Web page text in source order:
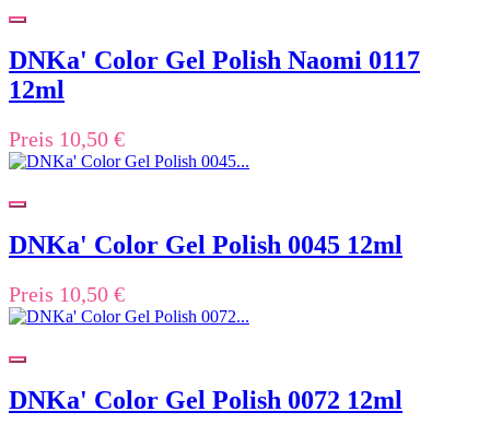
DNKa' Color Gel Polish Naomi 0117
12ml
Preis 10,50 €
DNKa' Color Gel Polish 0045 12ml
Preis 10,50 €
DNKa' Color Gel Polish 0072 12ml